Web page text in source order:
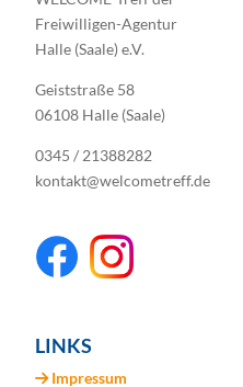
Freiwilligen-Agentur
Halle (Saale) e.V.
Geiststraße 58
06108 Halle (Saale)
0345 / 21388282
kontakt@welcometreff.de
LINKS
Impressum